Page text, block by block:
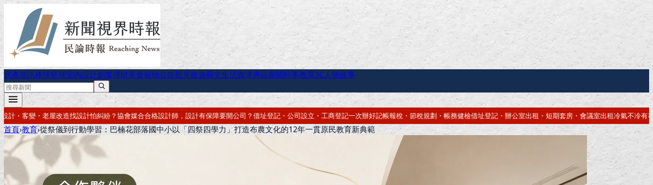
房產資訊棒球籃球室內設計創業理財美食寵物公益觀光旅遊藝文生活旗津專區新聞時事教育3C人物故事
會媒合合格設計師，設計有保障要開公司？借址登記・公司設立・工商登記一次辦好記帳報稅・節稅規劃・帳務健檢借址登記・辦公室出租・短期套房・會議室出租冷氣不冷有霉味？專業深洗・免費估價網站免費做！
首頁›教育›從祭儀到行動學習：巴楠花部落國中小以「四祭四學力」打造布農文化的12年一貫原民教育新典範